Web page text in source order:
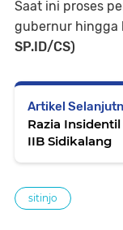
Saat ini proses
gubernur hingga
SP.ID/CS)
Artikel
Razia Insidentil Kamar Warga
IIB Sidikalang
sitinjo